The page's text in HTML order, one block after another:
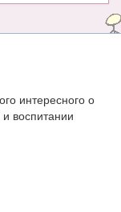
интересного о
воспитании